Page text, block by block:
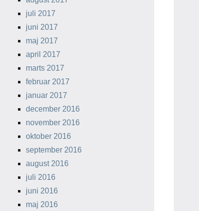
juli 2017
juni 2017
maj 2017
april 2017
marts 2017
februar 2017
januar 2017
december 2016
november 2016
oktober 2016
september 2016
august 2016
juli 2016
juni 2016
maj 2016